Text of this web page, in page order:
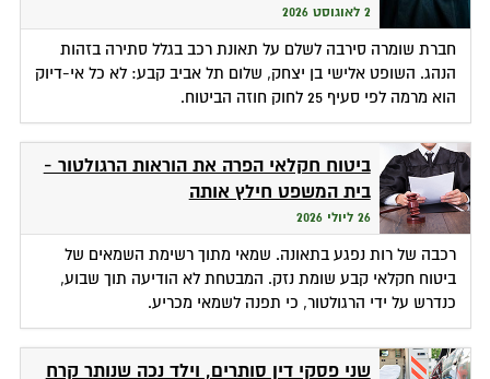
2 לאוגוסט 2026
חברת שומרה סירבה לשלם על תאונת רכב בגלל סתירה בזהות
הנהג. השופט אלישי בן יצחק, שלום תל אביב קבע: לא כל אי-דיוק
הוא מרמה לפי סעיף 25 לחוק חוזה הביטוח.
ביטוח חקלאי הפרה את הוראות הרגולטור -
בית המשפט חילץ אותה
26 ליולי 2026
רכבה של רות נפגע בתאונה. שמאי מתוך רשימת השמאים של
ביטוח חקלאי קבע שומת נזק. המבטחת לא הודיעה תוך שבוע,
כנדרש על ידי הרגולטור, כי תפנה לשמאי מכריע.
שני פסקי דין סותרים, וילד נכה שנותר קרח